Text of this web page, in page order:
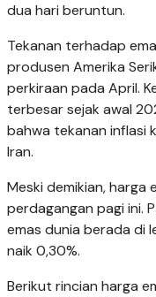
dua hari beruntun.
Tekanan terhadap
produsen Amerika
perkiraan pada April.
terbesar sejak awal
bahwa tekanan inflasi
Iran.
Meski demikian, harga
perdagangan pagi ini.
emas dunia berada di
naik 0,30%.
Berikut rincian harga